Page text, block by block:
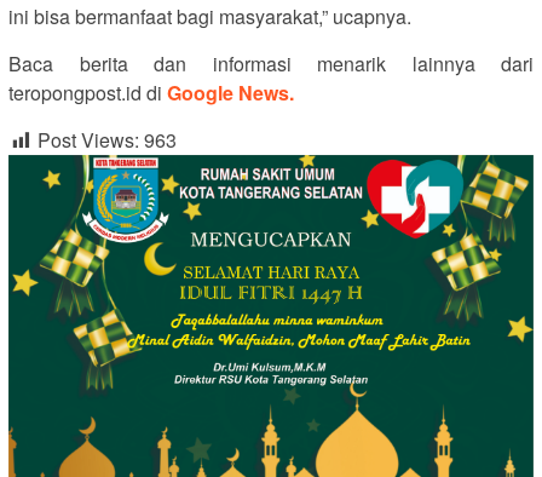
ini bisa bermanfaat bagi masyarakat,” ucapnya.
Baca berita dan informasi menarik lainnya dari
teropongpost.id di Google News.
Post Views: 963